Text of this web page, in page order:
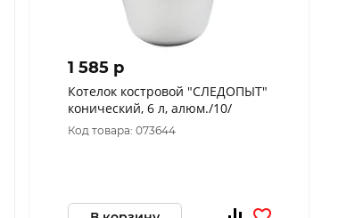
1 585 p
Котелок костровой "СЛЕДОПЫТ"
конический, 6 л, алюм./10/
Код товара: 073644